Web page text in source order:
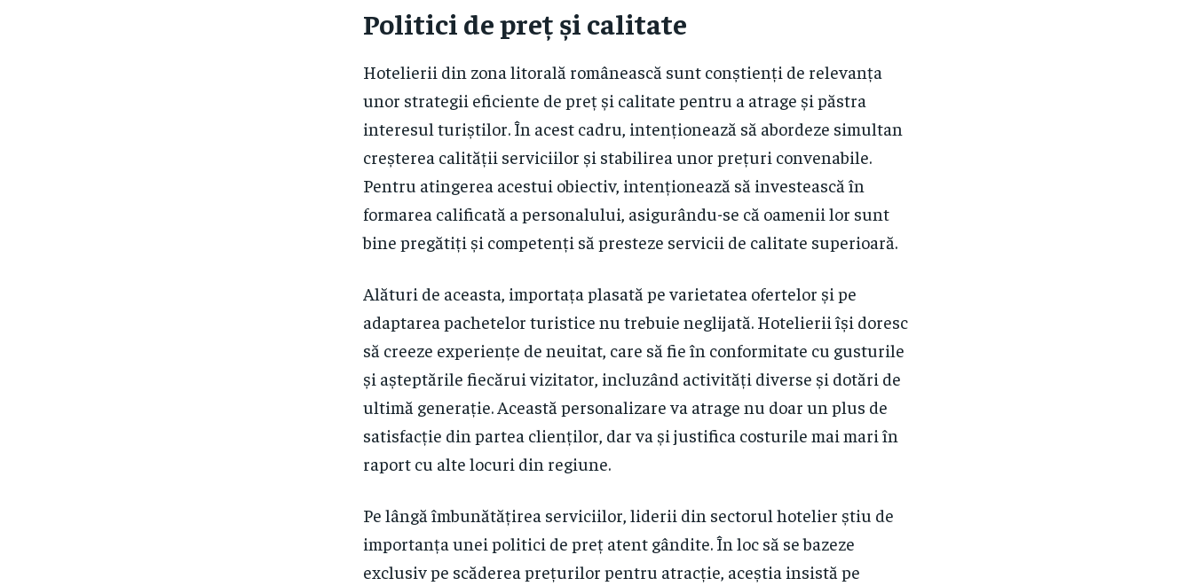
Politici de preț și calitate
Hotelierii din zona litorală românească sunt conștienți de relevanța
unor strategii eficiente de preț și calitate pentru a atrage și păstra
interesul turiștilor. În acest cadru, intenționează să abordeze simultan
creșterea calității serviciilor și stabilirea unor prețuri convenabile.
Pentru atingerea acestui obiectiv, intenționează să investească în
formarea calificată a personalului, asigurându-se că oamenii lor sunt
bine pregătiți și competenți să presteze servicii de calitate superioară.
Alături de aceasta, importața plasată pe varietatea ofertelor și pe
adaptarea pachetelor turistice nu trebuie neglijată. Hotelierii își doresc
să creeze experiențe de neuitat, care să fie în conformitate cu gusturile
și așteptările fiecărui vizitator, incluzând activități diverse și dotări de
ultimă generație. Această personalizare va atrage nu doar un plus de
satisfacție din partea clienților, dar va și justifica costurile mai mari în
raport cu alte locuri din regiune.
Pe lângă îmbunătățirea serviciilor, liderii din sectorul hotelier știu de
importanța unei politici de preț atent gândite. În loc să se bazeze
exclusiv pe scăderea prețurilor pentru atracție, aceștia insistă pe